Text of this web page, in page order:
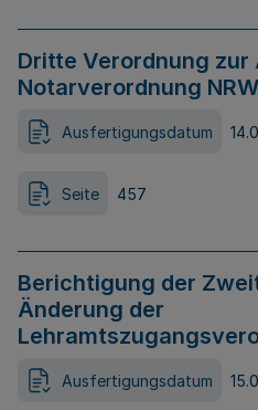
Dritte Verordnung zur
Notarverordnung NRW
Ausfertigungsdatum
Seite 457
Berichtigung der
Änderung der
Ausfertigungsdatum